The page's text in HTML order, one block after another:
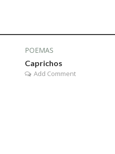
POEMAS
Caprichos
Add Comment